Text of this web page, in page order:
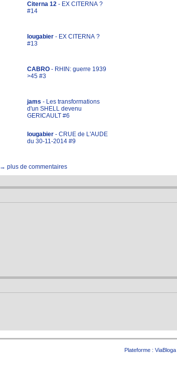
Citerna 12 - EX CITERNA ?
#14
lougabier - EX CITERNA ?
#13
CABRO - RHIN: guerre 1939
>45 #3
jams - Les transformations
d'un SHELL devenu
GERICAULT #6
lougabier - CRUE de L'AUDE
du 30-11-2014 #9
→ plus de commentaires
Plateforme : ViaBloga